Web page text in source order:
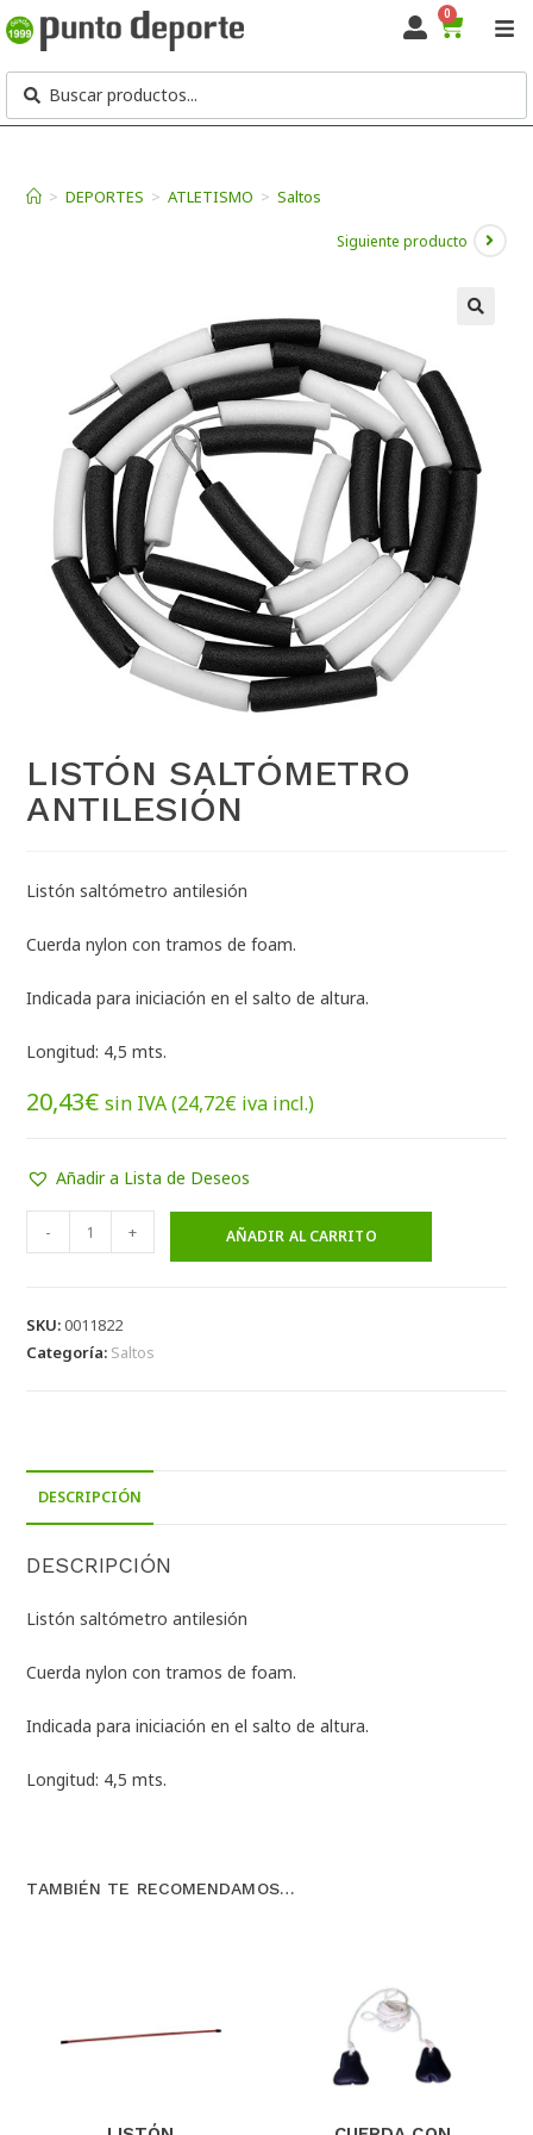
0
> DEPORTES > ATLETISMO > Saltos
Siguiente producto
LISTÓN SALTÓMETRO
ANTILESIÓN
Listón saltómetro antilesión
Cuerda nylon con tramos de foam.
Indicada para iniciación en el salto de altura.
Longitud: 4,5 mts.
20,43€ sin IVA (24,72€ iva incl.)
Añadir a Lista de Deseos
- + AÑADIR AL CARRITO
SKU:0011822
Categoría: Saltos
DESCRIPCIÓN
DESCRIPCIÓN
Listón saltómetro antilesión
Cuerda nylon con tramos de foam.
Indicada para iniciación en el salto de altura.
Longitud: 4,5 mts.
TAMBIÉN TE RECOMENDAMOS…